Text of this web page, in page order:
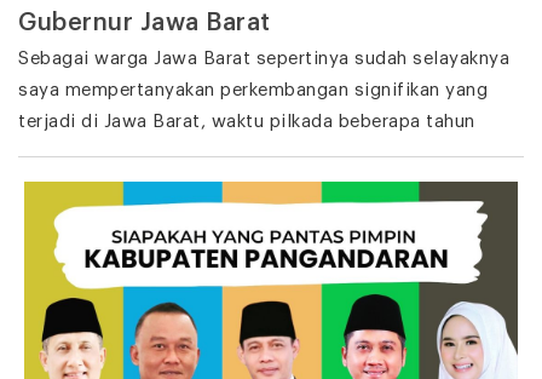
Gubernur Jawa Barat
Sebagai warga Jawa Barat sepertinya sudah selayaknya
saya mempertanyakan perkembangan signifikan yang
terjadi di Jawa Barat, waktu pilkada beberapa tahun